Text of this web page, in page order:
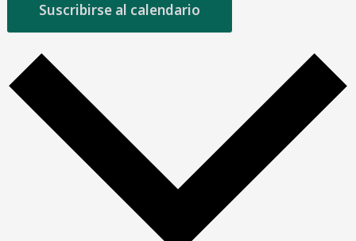
Suscribirse al calendario